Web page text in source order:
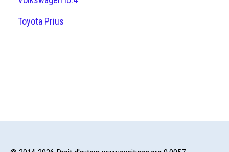
Toyota Prius